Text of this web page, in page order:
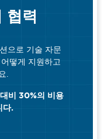
협력
으로 기술 자문
떻게 지원하고
.
비 30%의 비용
다.